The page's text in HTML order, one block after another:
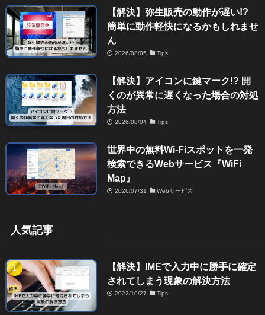
【解決】弥生販売の動作が遅い!?
簡単に動作軽快になるかもしれませ
ん
2026/08/05 Tips
【解決】アイコンに鍵マーク!? 開
くのが異常に遅くなった場合の対処
方法
2026/08/04 Tips
世界中の無料Wi-Fiスポットを一発
検索できるWebサービス『WiFi
Map』
2026/07/31 Webサービス
人気記事
【解決】IMEで入力中に勝手に確定
されてしまう現象の解決方法
2022/10/27 Tips